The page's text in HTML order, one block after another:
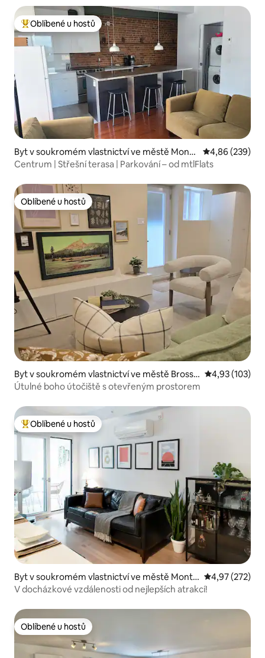
Nejlepší v kategorii Oblíbené u hostů
Oblíbené u hostů
Byt v soukromém vlastnictví ve městě Montr
eal
Průměrné
4,86 (239)
Centrum | Střešní terasa | Parkování – od mtlFlats
Oblíbené u hostů
Oblíbené u hostů
Byt v soukromém vlastnictví ve městě Brossa
rd
Průměrné
4,93 (103)
Útulné boho útočiště s otevřeným prostorem
Nejlepší v kategorii Oblíbené u hostů
Oblíbené u hostů
Byt v soukromém vlastnictví ve městě Montr
eal
Průměrné
4,97 (272)
V docházkové vzdálenosti od nejlepších atrakcí!
Oblíbené u hostů
Oblíbené u hostů